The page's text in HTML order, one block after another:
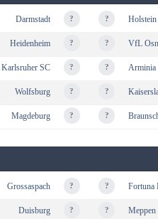
Darmstadt ?
?
VfL
Heidenheim ?
?
Arminia
Karlsruher SC ?
?
Wolfsburg ?
?
Magdeburg ?
?
Fortuna
Grossaspach ?
?
Meppen
Duisburg ?
?